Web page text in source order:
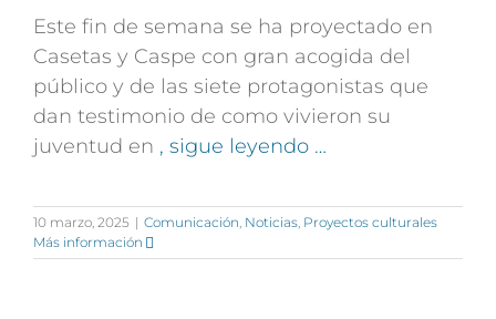
Este fin de semana se ha proyectado en
Casetas y Caspe con gran acogida del
público y de las siete protagonistas que
dan testimonio de como vivieron su
juventud en , sigue leyendo …
10 marzo, 2025 | Comunicación, Noticias, Proyectos culturales
Más información